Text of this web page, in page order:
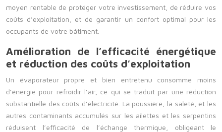
moyen rentable de protéger votre investissement, de réduire vos
coûts d’exploitation, et de garantir un confort optimal pour les
occupants de votre bâtiment.
Amélioration de l’efficacité énergétique
et réduction des coûts d’exploitation
Un évaporateur propre et bien entretenu consomme moins
d’énergie pour refroidir l’air, ce qui se traduit par une réduction
substantielle des coûts d’électricité. La poussière, la saleté, et les
autres contaminants accumulés sur les ailettes et les serpentins
réduisent l’efficacité de l’échange thermique, obligeant le